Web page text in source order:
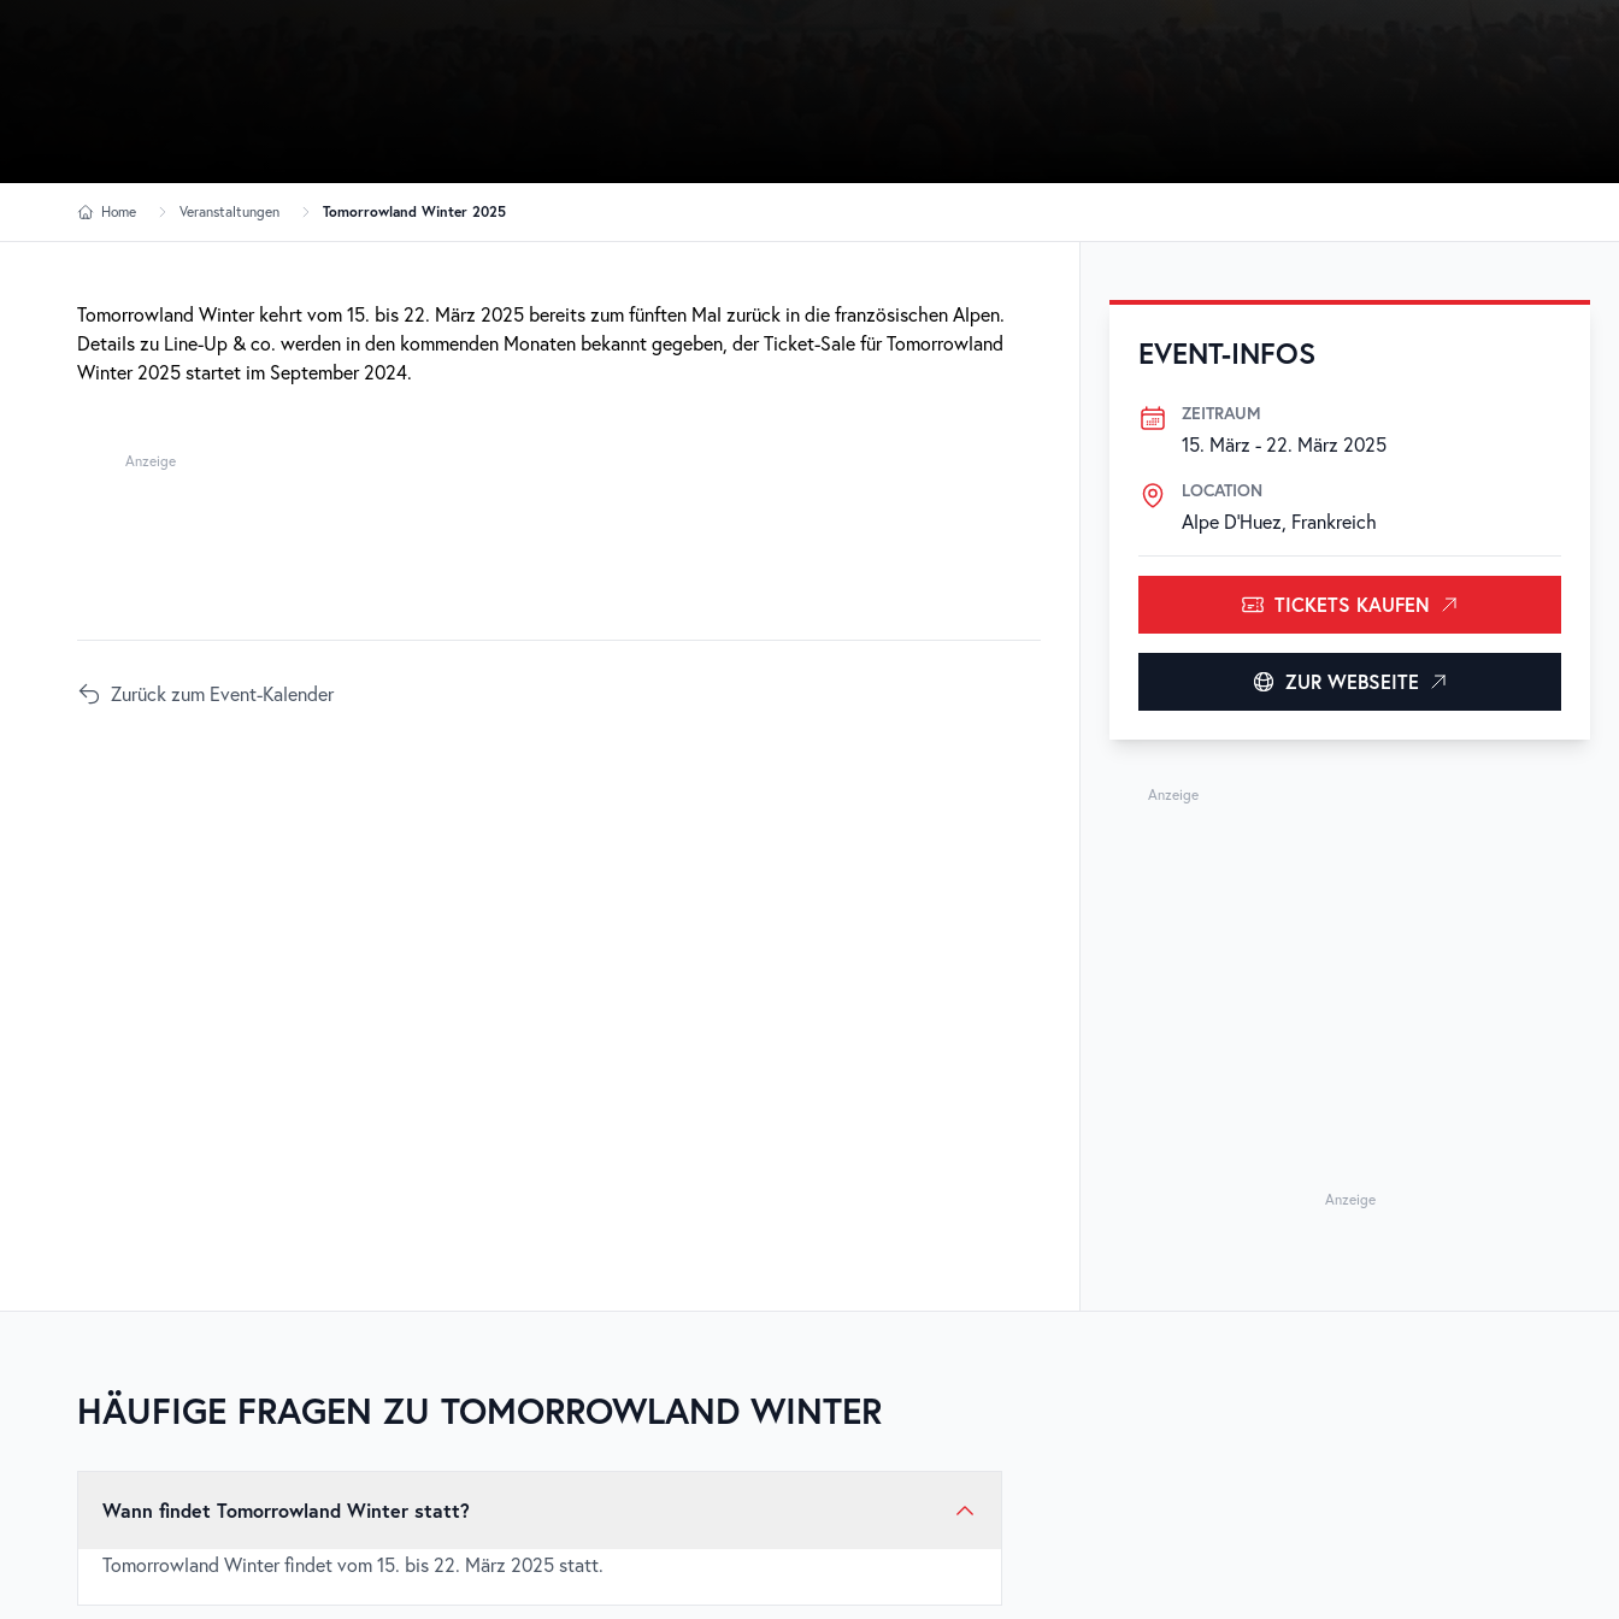
Home Veranstaltungen Tomorrowland Winter 2025
Tomorrowland Winter kehrt vom 15. bis 22. März 2025 bereits zum fünften Mal zurück in die französischen Alpen.
Details zu Line-Up & co. werden in den kommenden Monaten bekannt gegeben, der Ticket-Sale für Tomorrowland
Winter 2025 startet im September 2024.
Anzeige
Zurück zum Event-Kalender
EVENT-INFOS
ZEITRAUM
15. März - 22. März 2025
LOCATION
Alpe D'Huez, Frankreich
TICKETS KAUFEN
ZUR WEBSEITE
Anzeige
Anzeige
HÄUFIGE FRAGEN ZU TOMORROWLAND WINTER
Wann findet Tomorrowland Winter statt?
Tomorrowland Winter findet vom 15. bis 22. März 2025 statt.